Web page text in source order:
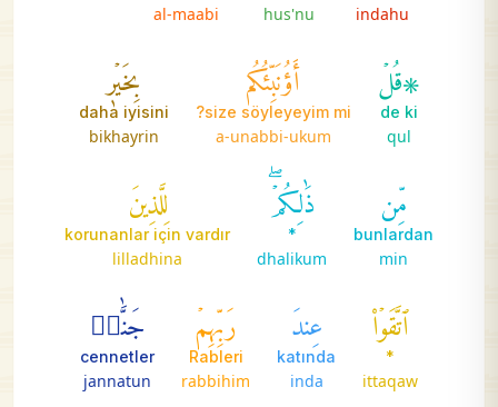
indahu
hus'nu
al-maabi
۞قُلۡ
de ki
qul
أَؤُنَبِّئُكُم
size söyleyeyim mi?
a-unabbi-ukum
بِخَيۡرٖ
daha iyisini
bikhayrin
مِّن
bunlardan
min
ذَٰلِكُمۡۖ
*
dhalikum
لِلَّذِينَ
korunanlar için vardır
lilladhina
ٱتَّقَوۡاْ
*
ittaqaw
عِندَ
katında
inda
رَبِّهِمۡ
Rableri
rabbihim
جَنَّٰتٞ
cennetler
jannatun